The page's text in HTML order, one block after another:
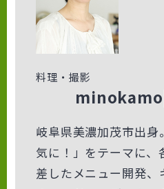
料理・撮影
岐阜県美濃加茂市出身
気に！」をテーマに、
差したメニュー開発、